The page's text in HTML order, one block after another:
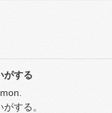
がする
する。